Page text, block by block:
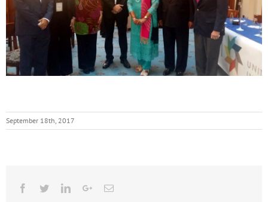
September 18th, 2017
Facebook
TwitterLinkedinGoogle+Email